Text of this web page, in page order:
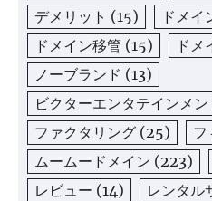
デメリット (15) ドメイ
ドメイン移管 (15) ドメ
ノーブランド (13)
ビクターエンタテインメン
ファクタリング (25) フ
ムームードメイン (223)
レビュー (14) レンタル